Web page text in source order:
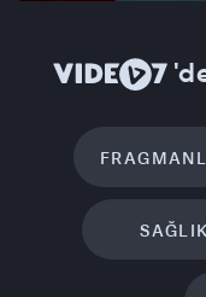
SAĞLIK